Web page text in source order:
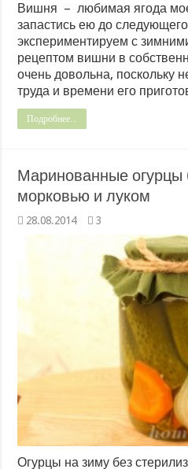
Вишня – любимая ягода
запастись ею до
экспериментируем с
рецептом вишни в
очень довольна, поскольку
труда и времени его
Подробнее...
Маринованные огурцы
морковью и луком
28.08.2014 3
Огурцы на зиму без